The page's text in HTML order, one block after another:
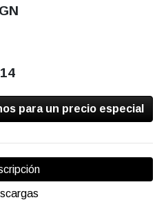
para un precio especial